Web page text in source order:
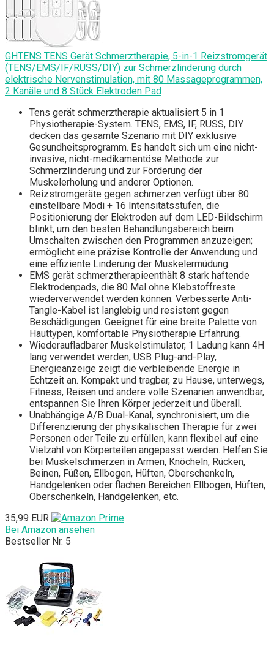
GHTENS TENS Gerät Schmerztherapie, 5-in-1 Reizstromgerät
(TENS/EMS/IF/RUSS/DIY) zur Schmerzlinderung durch
elektrische Nervenstimulation, mit 80 Massageprogrammen,
2 Kanäle und 8 Stück Elektroden Pad
Tens gerät schmerztherapie aktualisiert 5 in 1
Physiotherapie-System. TENS, EMS, IF, RUSS, DIY
decken das gesamte Szenario mit DIY exklusive
Gesundheitsprogramm. Es handelt sich um eine nicht-
invasive, nicht-medikamentöse Methode zur
Schmerzlinderung und zur Förderung der
Muskelerholung und anderer Optionen.
Reizstromgeräte gegen schmerzen verfügt über 80
einstellbare Modi + 16 Intensitätsstufen, die
Positionierung der Elektroden auf dem LED-Bildschirm
blinkt, um den besten Behandlungsbereich beim
Umschalten zwischen den Programmen anzuzeigen;
ermöglicht eine präzise Kontrolle der Anwendung und
eine effiziente Linderung der Muskelermüdung.
EMS gerät schmerztherapieenthält 8 stark haftende
Elektrodenpads, die 80 Mal ohne Klebstoffreste
wiederverwendet werden können. Verbesserte Anti-
Tangle-Kabel ist langlebig und resistent gegen
Beschädigungen. Geeignet für eine breite Palette von
Hauttypen, komfortable Physiotherapie Erfahrung.
Wiederaufladbarer Muskelstimulator, 1 Ladung kann 4H
lang verwendet werden, USB Plug-and-Play,
Energieanzeige zeigt die verbleibende Energie in
Echtzeit an. Kompakt und tragbar, zu Hause, unterwegs,
Fitness, Reisen und andere volle Szenarien anwendbar,
entspannen Sie Ihren Körper jederzeit und überall.
Unabhängige A/B Dual-Kanal, synchronisiert, um die
Differenzierung der physikalischen Therapie für zwei
Personen oder Teile zu erfüllen, kann flexibel auf eine
Vielzahl von Körperteilen angepasst werden. Helfen Sie
bei Muskelschmerzen in Armen, Knöcheln, Rücken,
Beinen, Füßen, Ellbogen, Hüften, Oberschenkeln,
Handgelenken oder flachen Bereichen Ellbogen, Hüften,
Oberschenkeln, Handgelenken, etc.
35,99 EUR
Bei Amazon ansehen
Bestseller Nr. 5